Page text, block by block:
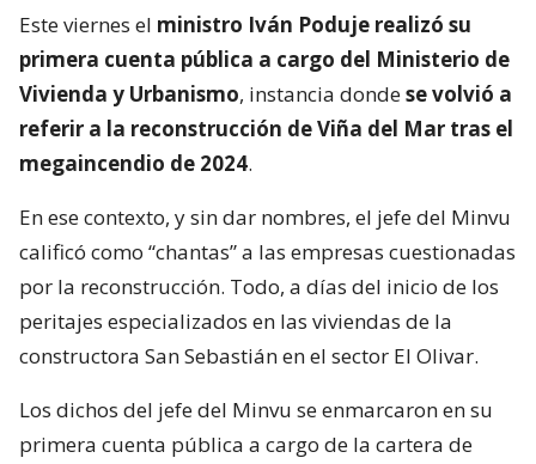
Este viernes el ministro Iván Poduje realizó su
primera cuenta pública a cargo del Ministerio de
Vivienda y Urbanismo, instancia dondese volvió a
referir a la reconstrucción de Viña del Mar tras el
megaincendio de 2024.
En ese contexto, y sin dar nombres, el jefe del Minvu
calificó como “chantas” a las empresas cuestionadas
por la reconstrucción. Todo, a días del inicio de los
peritajes especializados en las viviendas de la
constructora San Sebastián en el sector El Olivar.
Los dichos del jefe del Minvu se enmarcaron en su
primera cuenta pública a cargo de la cartera de